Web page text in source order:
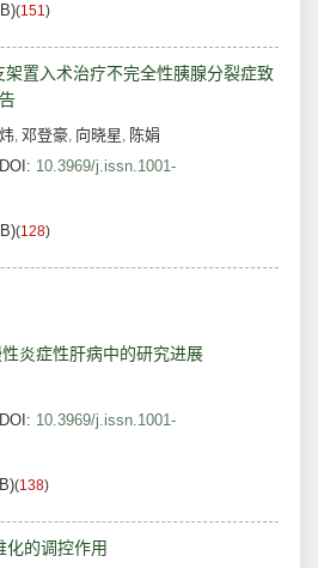
(151)
置入术治疗不完全性胰腺分裂症致
, 邓登豪, 向晓星, 陈娟
DOI: 10.3969/j.issn.1001-
(128)
炎症性肝病中的研究进展
DOI: 10.3969/j.issn.1001-
(138)
化的调控作用